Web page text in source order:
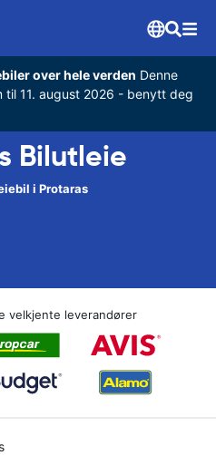
over hele verden Denne
til 11. august 2026 - benytt deg
Bilutleie
i Protaras
velkjente leverandører